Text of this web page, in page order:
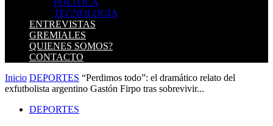
POLITICA
TECNOLOGIA
ENTREVISTAS
GREMIALES
QUIENES SOMOS?
CONTACTO
Inicio DEPORTES “Perdimos todo”: el dramático relato del
exfutbolista argentino Gastón Firpo tras sobrevivir...
DEPORTES